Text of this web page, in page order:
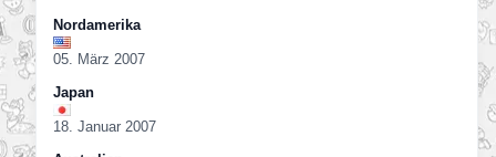
Nordamerika
05. März 2007
Japan
18. Januar 2007